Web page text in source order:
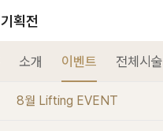
기획전
소개 이벤트 전체시술
8월 Lifting EVENT